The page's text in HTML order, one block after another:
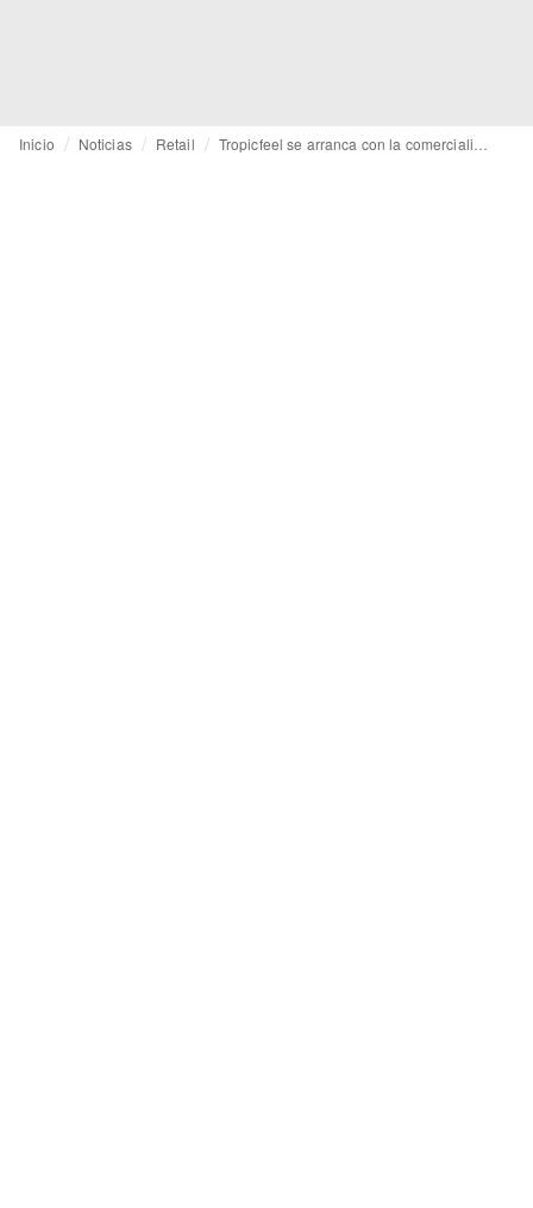
Inicio Noticias Retail